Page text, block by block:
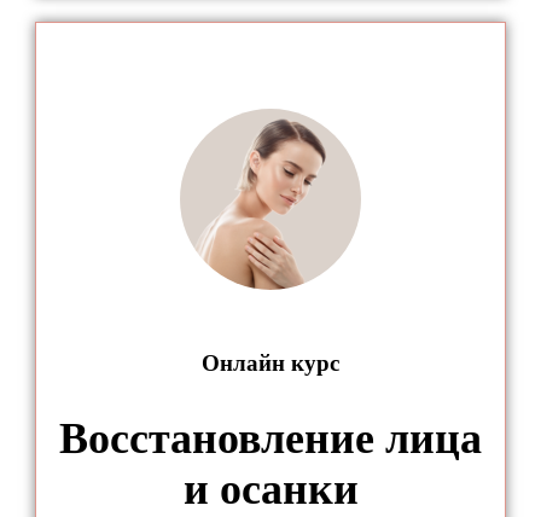
Онлайн курс
Восстановление лица
и осанки